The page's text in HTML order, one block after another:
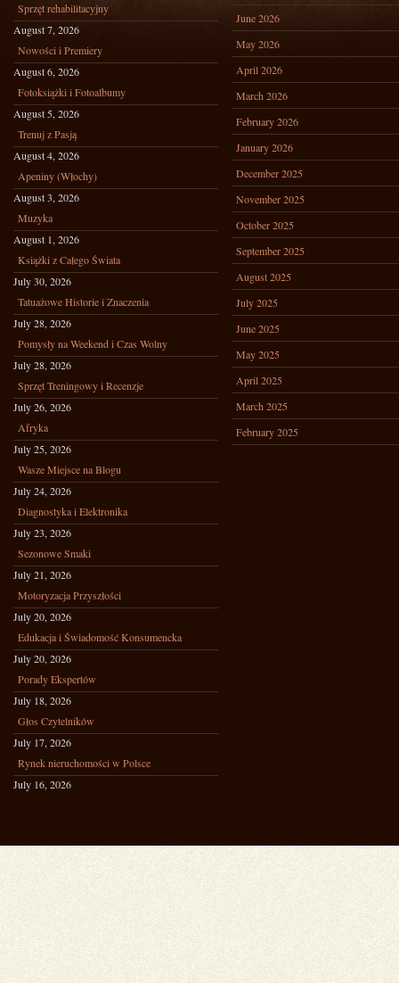
Sprzęt rehabilitacyjny
August 7, 2026
Nowości i Premiery
August 6, 2026
Fotoksiążki i Fotoalbumy
August 5, 2026
Trenuj z Pasją
August 4, 2026
Apeniny (Włochy)
August 3, 2026
Muzyka
August 1, 2026
Książki z Całego Świata
July 30, 2026
Tatuażowe Historie i Znaczenia
July 28, 2026
Pomysły na Weekend i Czas Wolny
July 28, 2026
Sprzęt Treningowy i Recenzje
July 26, 2026
Afryka
July 25, 2026
Wasze Miejsce na Blogu
July 24, 2026
Diagnostyka i Elektronika
July 23, 2026
Sezonowe Smaki
July 21, 2026
Motoryzacja Przyszłości
July 20, 2026
Edukacja i Świadomość Konsumencka
July 20, 2026
Porady Ekspertów
July 18, 2026
Głos Czytelników
July 17, 2026
Rynek nieruchomości w Polsce
July 16, 2026
June 2026
May 2026
April 2026
March 2026
February 2026
January 2026
December 2025
November 2025
October 2025
September 2025
August 2025
July 2025
June 2025
May 2025
April 2025
March 2025
February 2025